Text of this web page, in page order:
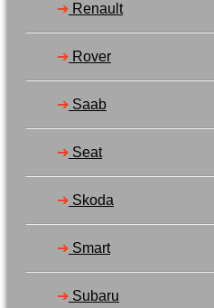
➔ Renault
➔ Rover
➔ Saab
➔ Seat
➔ Skoda
➔ Smart
➔ Subaru